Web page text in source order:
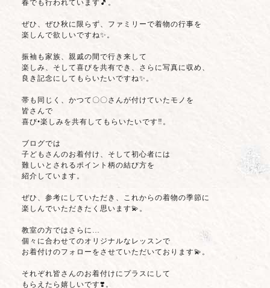
春でも行われています🎵。
ぜひ、ぜひ秋に限らず、ファミリーで着物の行事を
楽しんで欲しいですね✨。
振袖も家族、親戚の間で行き来して
楽しみ、そして喜びを共有でき、さらに写真に収め、
良き記念にしてもらいたいですね✨。
帯も同じく、かつて〇〇さんが付けていたモノを
皆さんで
喜び•楽しみを共有してもらいたいです‼️。
ブログでは
子どもさんのお着付け、そして初心者には
難しいとされるポイント柄の結び方を
紹介しています。
ぜひ、参考にしていただき、これからの着物の季節に
楽しんでいただきたく思います💫。
教室の方ではさらに…
個々に合わせてのオリジナルなレッスンで
お着付けのフォローをさせていただいております💫。
それぞれ皆さんのお着付けにプラスにして
もらえたら嬉しいです❣️。